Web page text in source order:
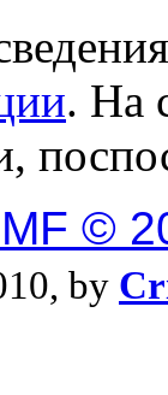
. На
©
by